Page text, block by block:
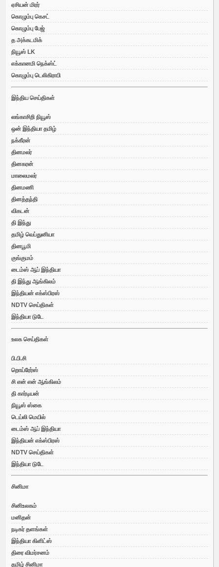
ஏசியன் மிரர்
கொழும்பு கெசட்
கொழும்பு பேஜ்
த அக்கடமிக்
நியூஸ் LK
எக்கானமி நெக்ஸ்ட்
கொழும்பு டெலிகிராபி
இந்திய செய்திகள்
லங்காசிறி நியூஸ்
ஒன் இந்தியா தமிழ்
நக்கீரன்
தினமலர்
தினகரன்
மாலைமலர்
தினமணி
தினத்தந்தி
விகடன்
தி இந்து
தமிழ் வெப்துனியா
தினபூமி
குங்குமம்
டைம்ஸ் ஆப் இந்தியா
தி இந்து ஆங்கிலம்
இந்தியன் எக்ஸ்பிரஸ்
NDTV செய்திகள்
இந்தியா டுடே
உலக செய்திகள்
பி.பி.சி
றொய்ரேர்ஸ்
சி என் என் ஆங்கிலம்
தி கார்டியன்
நியூஸ் ஸ்கை
டெய்லி மெயில்
டைம்ஸ் ஆப் இந்தியா
இந்தியன் எக்ஸ்பிரஸ்
NDTV செய்திகள்
இந்தியா டுடே
சினிமா
சினிஉலகம்
மனிதன்
நடிகர் தளங்கள்
இந்தியா கிளிட்ஸ்
திரை விமர்சனம்
தமிழ் சினிமா